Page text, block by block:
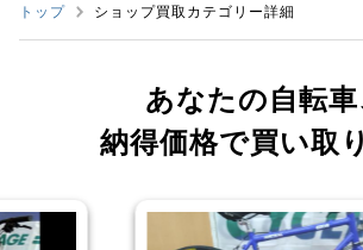
トップ ショップ買取カテゴリー詳細
あなたの自転車
納得価格で買い取